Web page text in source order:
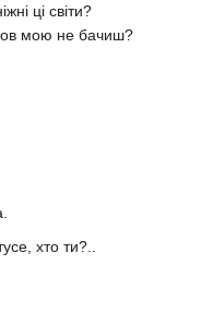
ці світи?
мою не бачиш?
хто ти?..